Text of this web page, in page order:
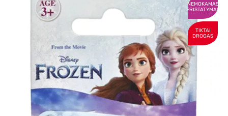
NEMOKAMAS
PRISTATYMAS
TIKTAI
DROGAS